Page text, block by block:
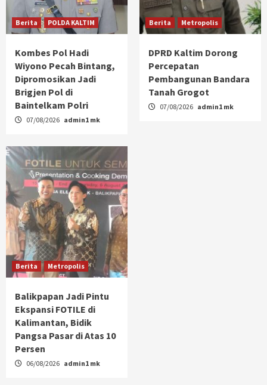
Berita POLDA KALTIM
Kombes Pol Hadi
Wiyono Pecah Bintang,
Dipromosikan Jadi
Brigjen Pol di
Baintelkam Polri
07/08/2026 admin1 mk
Berita Metropolis
DPRD Kaltim Dorong
Percepatan
Pembangunan Bandara
Tanah Grogot
07/08/2026 admin1 mk
Berita Metropolis
Balikpapan Jadi Pintu
Ekspansi FOTILE di
Kalimantan, Bidik
Pangsa Pasar di Atas 10
Persen
06/08/2026 admin1 mk